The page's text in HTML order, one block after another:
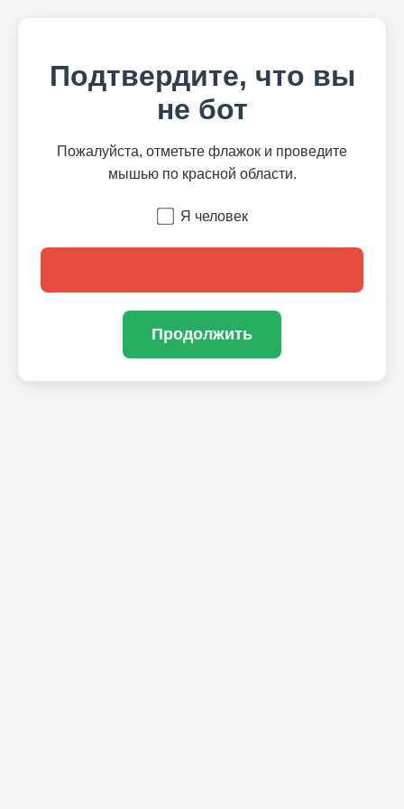
Подтвердите, что вы
не бот
Пожалуйста, отметьте флажок и проведите
мышью по красной области.
Я человек
Продолжить